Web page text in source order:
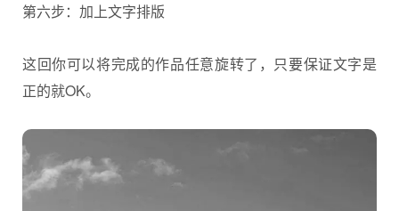
第六步：加上文字排版
这回你可以将完成的作品任意旋转了，只要保证文字是
正的就OK。